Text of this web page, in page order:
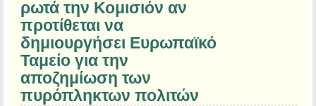
ρωτά την Κομισιόν αν
προτίθεται να
δημιουργήσει Ευρωπαϊκό
Ταμείο για την
αποζημίωση των
πυρόπληκτων πολιτών